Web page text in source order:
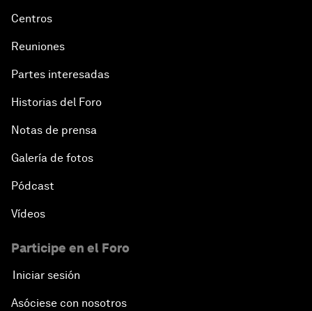
Centros
Reuniones
Partes interesadas
Historias del Foro
Notas de prensa
Galería de fotos
Pódcast
Vídeos
Participe en el Foro
Iniciar sesión
Asóciese con nosotros